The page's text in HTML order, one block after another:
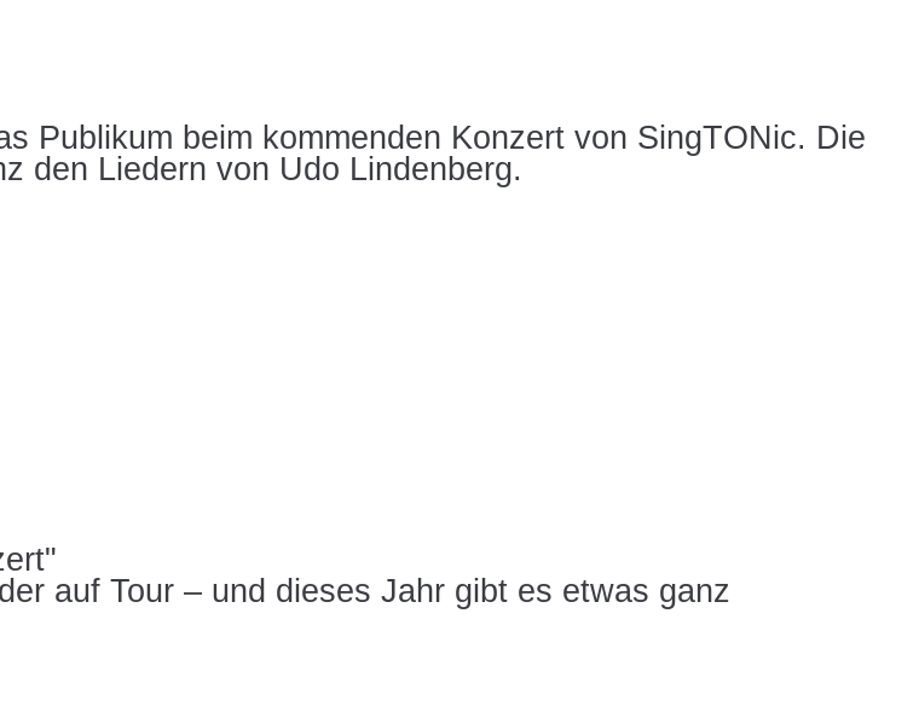
Publikum beim kommenden Konzert von SingTONic. Die
den Liedern von Udo Lindenberg.
auf Tour – und dieses Jahr gibt es etwas ganz